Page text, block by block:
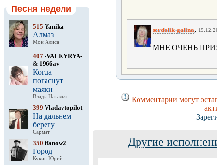
Песня недели
515 Yanika
Алмаз
Мон Алиса
407 -VALKYRYA-
& 1966av
Когда
погаснут
маяки
Влади Наталья
399 Vladavtopilot
На дальнем
берегу
Сармат
350 ifanow2
Город
Кукин Юрий
serdolik-galina,
МНЕ ОЧЕНЬ
Комментарии могут
Другие